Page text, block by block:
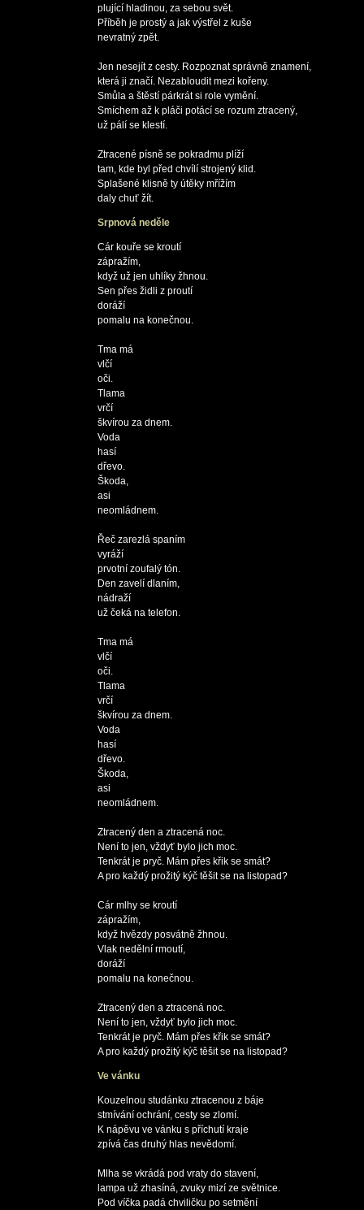
plující hladinou, za sebou svět.
Příběh je prostý a jak výstřel z kuše
nevratný zpět.
Jen nesejít z cesty. Rozpoznat správně znamení,
která ji značí. Nezabloudit mezi kořeny.
Smůla a štěstí párkrát si role vymění.
Smíchem až k pláči potácí se rozum ztracený,
už pálí se klestí.
Ztracené písně se pokradmu plíží
tam, kde byl před chvílí strojený klid.
Splašené klisně ty útěky mřížím
Srpnová neděle
Cár kouře se kroutí
zápražím,
když už jen uhlíky žhnou.
Sen přes židli z proutí
doráží
pomalu na konečnou.
Tma má
vlčí
oči.
Tlama
vrčí
škvírou za dnem.
Voda
hasí
dřevo.
Škoda,
asi
neomládnem.
Řeč zarezlá spaním
vyráží
prvotní zoufalý tón.
Den zavelí dlaním,
nádraží
už čeká na telefon.
Tma má
vlčí
oči.
Tlama
vrčí
škvírou za dnem.
Voda
hasí
dřevo.
Škoda,
asi
neomládnem.
Ztracený den a ztracená noc.
Není to jen, vždyť bylo jich moc.
Tenkrát je pryč. Mám přes křik se smát?
A pro každý prožitý kýč těšit se na listopad?
Cár mlhy se kroutí
zápražím,
když hvězdy posvátně žhnou.
Vlak nedělní rmoutí,
doráží
pomalu na konečnou.
Ztracený den a ztracená noc.
Není to jen, vždyť bylo jich moc.
Tenkrát je pryč. Mám přes křik se smát?
Ve vánku
Kouzelnou studánku ztracenou z báje
stmívání ochrání, cesty se zlomí.
K nápěvu ve vánku s příchutí kraje
zpívá čas druhý hlas nevědomí.
Mlha se vkrádá pod vraty do stavení,
lampa už zhasíná, zvuky mizí ze světnice.
Pod víčka padá chviličku po setmění